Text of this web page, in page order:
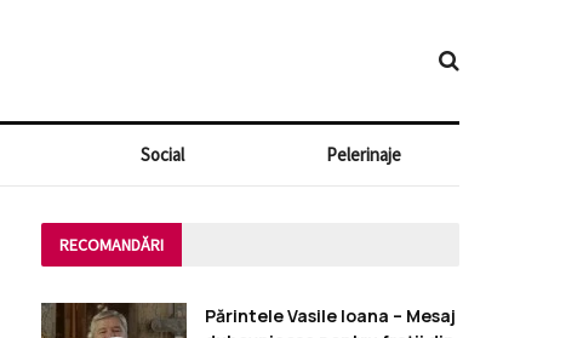
Social Pelerinaje
RECOMANDĂRI
Părintele Vasile Ioana – Mesaj